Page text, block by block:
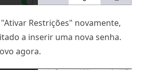
Restrições" novamente,
a inserir uma nova senha.
agora.